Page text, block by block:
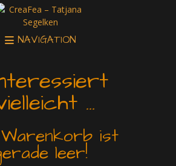
NAVIGATION
…
Warenkorb ist
leer!